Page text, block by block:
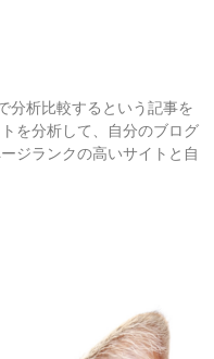
分析比較するという記事を
を分析して、自分のブログ
ジランクの高いサイトと自